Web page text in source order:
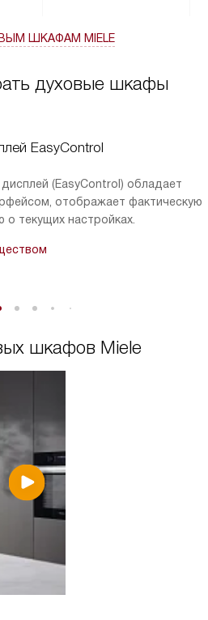
прибором. Он стал
одном флаконе.
ШКАФАМ MIELE
духовые шкафы
EasyControl
(EasyControl) обладает
отображает фактическую
текущих настройках.
шкафов Miele